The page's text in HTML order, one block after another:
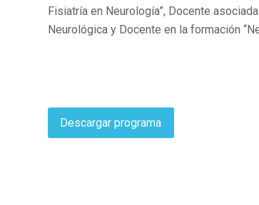
Fisiatría en Neurología”, Docente
Neurológica y Docente en la formación
Descargar programa